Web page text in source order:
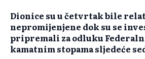
Dionice su u četvrtak bile
nepromijenjene dok su se
pripremali za odluku
kamatnim stopama sljedeće